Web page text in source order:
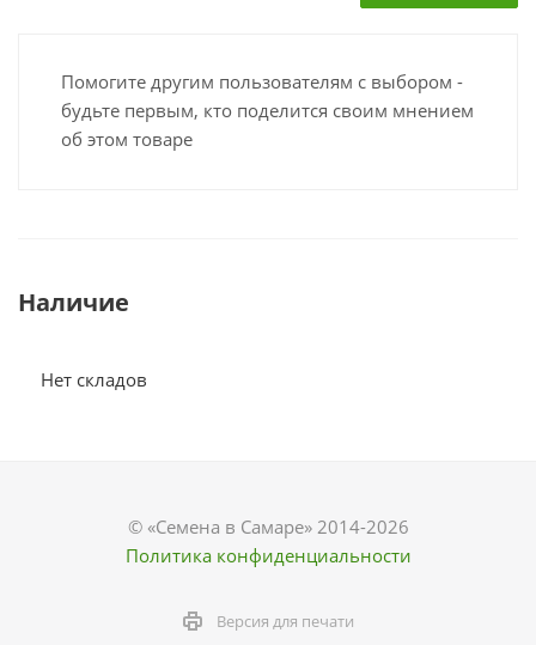
Помогите другим пользователям с выбором -
будьте первым, кто поделится своим мнением
об этом товаре
Наличие
Нет складов
© «Семена в Самаре» 2014-2026
Политика конфиденциальности
Версия для печати